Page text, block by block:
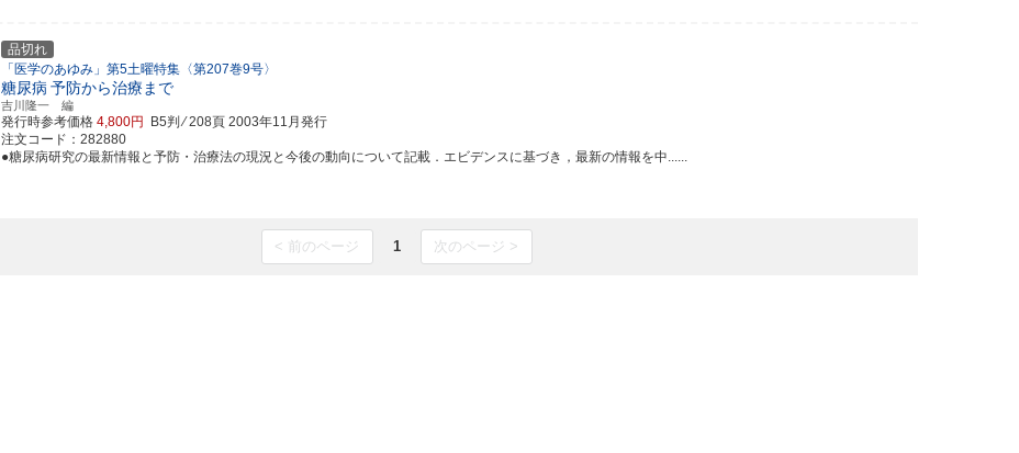
品切れ
「医学のあゆみ」第5土曜特集〈第207巻9号〉
糖尿病 予防から治療まで
吉川隆一 編
発行時参考価格 4,800円 B5判 ⁄ 208頁 2003年11月発行
注文コード：282880
●糖尿病研究の最新情報と予防・治療法の現況と今後の動向について記載．エビデンスに基づき，最新の情報を中......
< 前のページ 1 次のページ >